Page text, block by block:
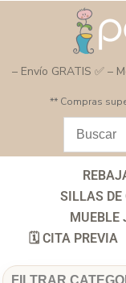
– Envío GRATIS ✅ –
** Compras
SILLAS DE
MUEBLE
🗓️ CITA PREVIA
FILTRAR